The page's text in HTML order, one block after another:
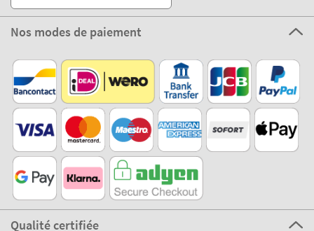
Nos modes de paiement
Qualité certifiée